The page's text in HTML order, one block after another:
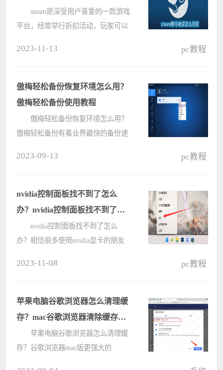
steam是深受用户喜爱的一款游戏
平台，经常举行折扣活动，玩家可以
面小编整理了一些解决方案，可以
帮????
2023-11-13 pc教程
傲梅轻松备份恢复环境怎么用？
傲梅轻松备份使用教程
傲梅轻松备份恢复环境怎么用？
傲梅轻松备份有着业界最快的备份速
具体的使用教程吧。 傲梅轻松
备????
2023-09-13 pc教程
nvidia控制面板找不到了怎么
办？nvidia控制面板找不到了的
解决方法
nvidia控制面板找不到了怎么
办？相信很多使用nvidia显卡的朋友
让本站来为用户们来仔细的介绍一下
nvidi????
2023-11-08 pc教程
苹果电脑谷歌浏览器怎么清理缓
存？mac谷歌浏览器清除缓存方
苹果电脑谷歌浏览器怎么清理缓
存？谷歌浏览器mac版更强大的